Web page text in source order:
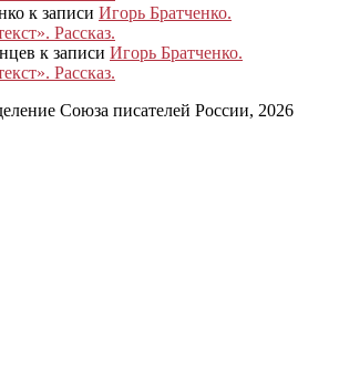
к записи Игорь Братченко.
Рассказ.
к записи Игорь Братченко.
Рассказ.
Союза писателей России, 2026